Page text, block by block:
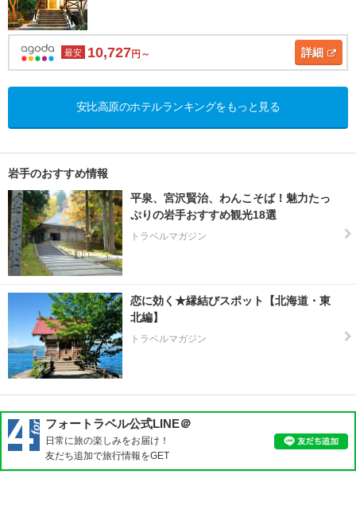
最安 10,727円～ 詳細
安比高原のホテルランキングをもっと見る
岩手のおすすめ情報
平泉、宮沢賢治、わんこそば！魅力たっ
ぷりの岩手おすすめ観光18選
トラベルマガジン
恋に効く★縁結びスポット【北海道・東
北編】
トラベルマガジン
フォートラベル公式LINE＠
日常に旅の楽しみをお届け！
友だち追加で旅行情報をGET